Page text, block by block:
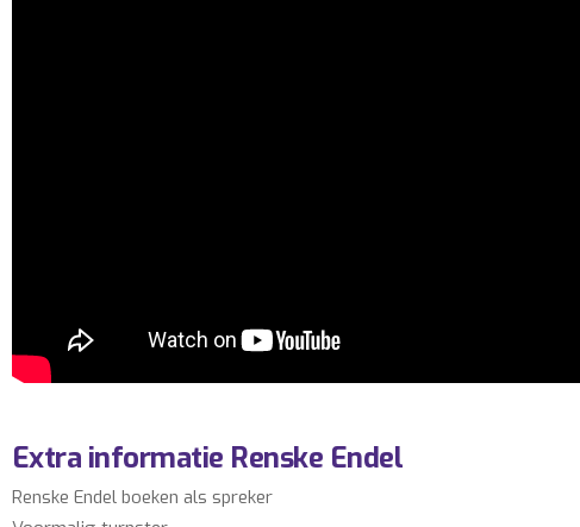
Extra informatie Renske Endel
Renske Endel boeken als spreker